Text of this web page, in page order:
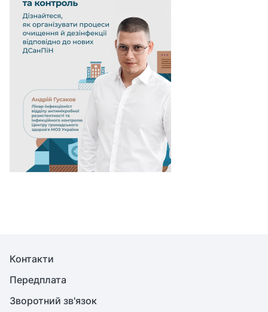
Контакти
Передплата
Зворотний зв'язок